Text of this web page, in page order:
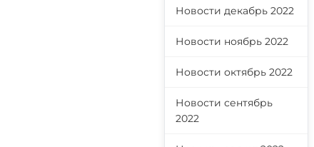
Новости декабрь 2022
Новости ноябрь 2022
Новости октябрь 2022
Новости сентябрь
2022